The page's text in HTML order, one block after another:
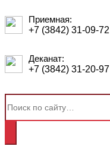
Приемная:
+7 (3842) 31-09-72
Деканат:
+7 (3842) 31-20-97